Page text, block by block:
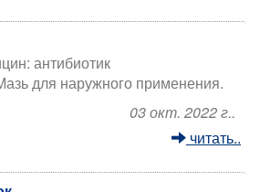
антибиотик
для наружного применения.
03 окт. 2022 г..
читать..